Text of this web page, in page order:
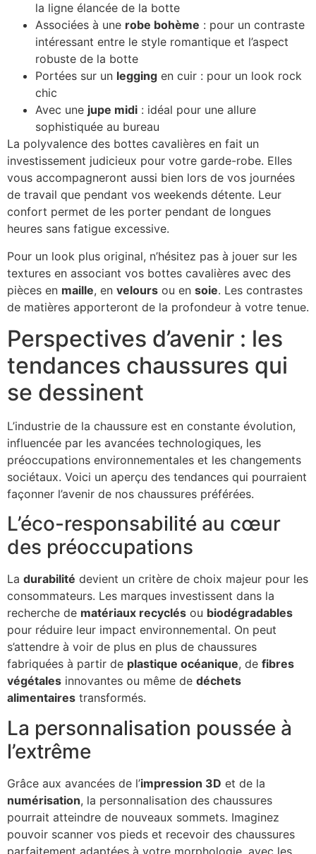
la ligne élancée de la botte
Associées à une robe bohème : pour un contraste
intéressant entre le style romantique et l’aspect
robuste de la botte
Portées sur un legging en cuir : pour un look rock
chic
Avec une jupe midi : idéal pour une allure
sophistiquée au bureau
La polyvalence des bottes cavalières en fait un
investissement judicieux pour votre garde-robe. Elles
vous accompagneront aussi bien lors de vos journées
de travail que pendant vos weekends détente. Leur
confort permet de les porter pendant de longues
heures sans fatigue excessive.
Pour un look plus original, n’hésitez pas à jouer sur les
textures en associant vos bottes cavalières avec des
pièces en maille, en velours ou en soie. Les contrastes
de matières apporteront de la profondeur à votre tenue.
Perspectives d’avenir : les
tendances chaussures qui
se dessinent
L’industrie de la chaussure est en constante évolution,
influencée par les avancées technologiques, les
préoccupations environnementales et les changements
sociétaux. Voici un aperçu des tendances qui pourraient
façonner l’avenir de nos chaussures préférées.
L’éco-responsabilité au cœur
des préoccupations
La durabilité devient un critère de choix majeur pour les
consommateurs. Les marques investissent dans la
recherche de matériaux recyclés ou biodégradables
pour réduire leur impact environnemental. On peut
s’attendre à voir de plus en plus de chaussures
fabriquées à partir de plastique océanique, de fibres
végétales innovantes ou même de déchets
alimentaires transformés.
La personnalisation poussée à
l’extrême
Grâce aux avancées de l’impression 3D et de la
numérisation, la personnalisation des chaussures
pourrait atteindre de nouveaux sommets. Imaginez
pouvoir scanner vos pieds et recevoir des chaussures
parfaitement adaptées à votre morphologie, avec les